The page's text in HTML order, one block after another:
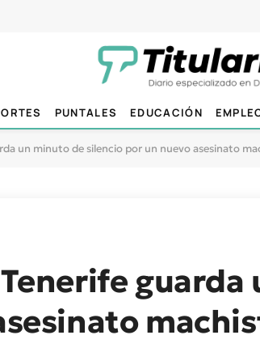
PUNTALES EDUCACIÓN
un minuto de silencio por un nuevo asesinato